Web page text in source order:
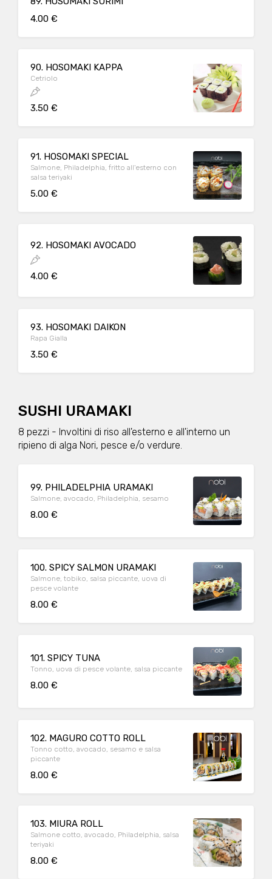
4.00 €
90. HOSOMAKI KAPPA
Cetriolo
3.50 €
91. HOSOMAKI SPECIAL
Salmone, Philadelphia, fritto all'esterno con
salsa teriyaki
5.00 €
92. HOSOMAKI AVOCADO
4.00 €
93. HOSOMAKI DAIKON
Rapa Gialla
3.50 €
SUSHI URAMAKI
8 pezzi - Involtini di riso all'esterno e all'interno un
ripieno di alga Nori, pesce e/o verdure.
99. PHILADELPHIA URAMAKI
Salmone, avocado, Philadelphia, sesamo
8.00 €
100. SPICY SALMON URAMAKI
Salmone, tobiko, salsa piccante, uova di
pesce volante
8.00 €
101. SPICY TUNA
Tonno, uova di pesce volante, salsa piccante
8.00 €
102. MAGURO COTTO ROLL
Tonno cotto, avocado, sesamo e salsa
piccante
8.00 €
103. MIURA ROLL
Salmone cotto, avocado, Philadelphia, salsa
teriyaki
8.00 €